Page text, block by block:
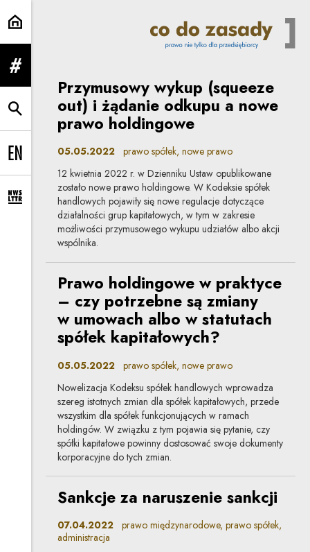
prawo spółek | Co do zasady
rozwiń menu
rozwiń wyszukiwarkę
Change language to EN
rozwiń formularz zapisu na newsletter
Przymusowy wykup (squeeze
out) i żądanie odkupu a nowe
prawo holdingowe
05.05.2022 prawo spółek, nowe prawo
12 kwietnia 2022 r. w Dzienniku Ustaw opublikowane
zostało nowe prawo holdingowe. W Kodeksie spółek
handlowych pojawiły się nowe regulacje dotyczące
działalności grup kapitałowych, w tym w zakresie
możliwości przymusowego wykupu udziałów albo akcji
wspólnika.
Prawo holdingowe w praktyce
– czy potrzebne są zmiany
w umowach albo w statutach
spółek kapitałowych?
05.05.2022 prawo spółek, nowe prawo
Nowelizacja Kodeksu spółek handlowych wprowadza
szereg istotnych zmian dla spółek kapitałowych, przede
wszystkim dla spółek funkcjonujących w ramach
holdingów. W związku z tym pojawia się pytanie, czy
spółki kapitałowe powinny dostosować swoje dokumenty
korporacyjne do tych zmian.
Sankcje za naruszenie sankcji
07.04.2022 prawo międzynarodowe, prawo spółek,
administracja